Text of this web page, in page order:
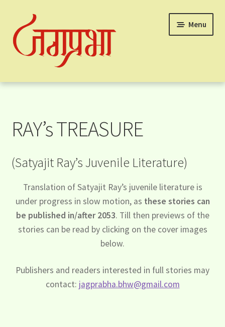
to
navigation
to
content
Menu
Home
About & Contact
Blog
RAY’s TREASURE
(Satyajit Ray’s Juvenile Literature)
Translation of Satyajit Ray’s juvenile literature is
under progress in slow motion, as these stories can
be published in/after 2053. Till then previews of the
stories can be read by clicking on the cover images
below.
Publishers and readers interested in full stories may
contact: jagprabha.bhw@gmail.com